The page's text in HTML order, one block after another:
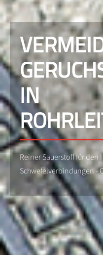
IN
Reiner Sauerstoff für den
Schwefelverbindungen -